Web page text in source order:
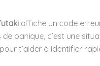
affiche un code
panique, c’est une
t’aider à identifier